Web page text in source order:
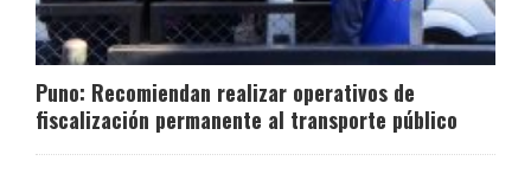
Puno: Recomiendan realizar operativos de
fiscalización permanente al transporte público